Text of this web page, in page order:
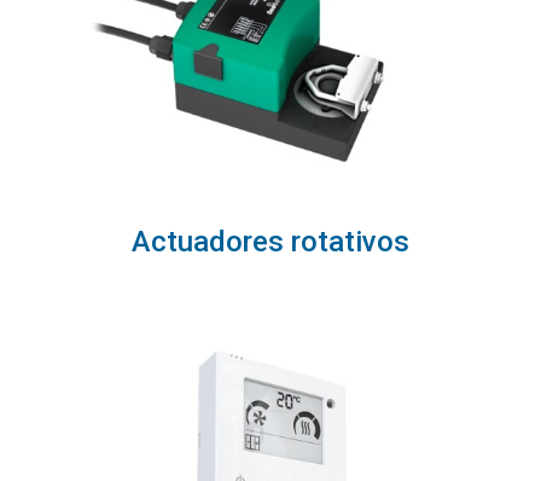
Actuadores rotativos